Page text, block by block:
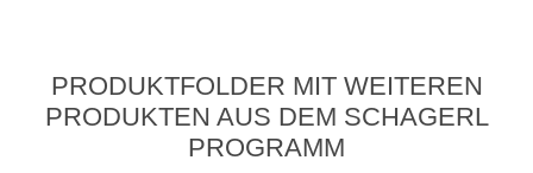
PRODUKTFOLDER MIT WEITEREN
PRODUKTEN AUS DEM SCHAGERL
PROGRAMM